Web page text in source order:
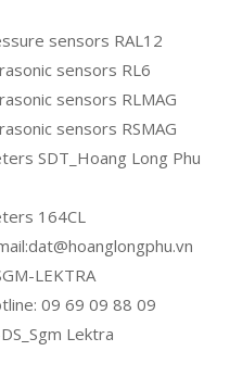
sensors RAL12
sensors RL6
sensors RLMAG
sensors RSMAG
SDT_Hoang Long Phu
164CL
LEKTRA
09 69 09 88 09
Lektra